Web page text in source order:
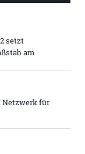
setzt
am
Netzwerk für